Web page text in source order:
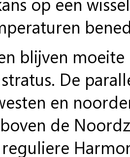
blijven
De
en
de
reguliere